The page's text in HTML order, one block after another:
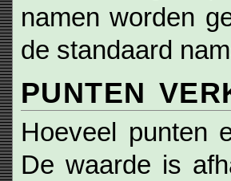
namen worden
de standaard
PUNTEN
Hoeveel punten
De waarde is